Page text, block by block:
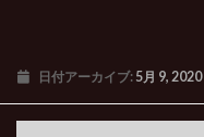
日付アーカイブ: 5月 9, 2020